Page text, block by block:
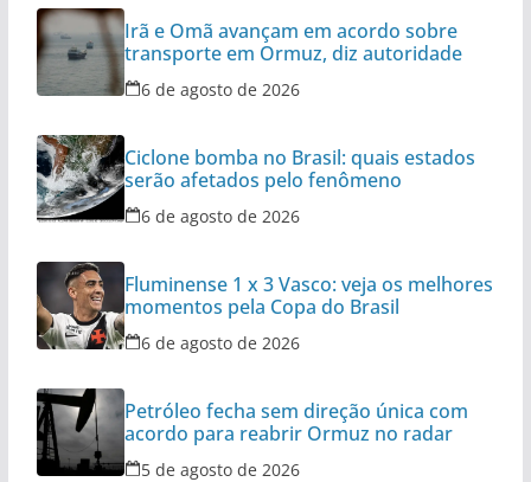
Irã e Omã avançam em acordo sobre
transporte em Ormuz, diz autoridade
6 de agosto de 2026
Ciclone bomba no Brasil: quais estados
serão afetados pelo fenômeno
6 de agosto de 2026
Fluminense 1 x 3 Vasco: veja os melhores
momentos pela Copa do Brasil
6 de agosto de 2026
Petróleo fecha sem direção única com
acordo para reabrir Ormuz no radar
5 de agosto de 2026